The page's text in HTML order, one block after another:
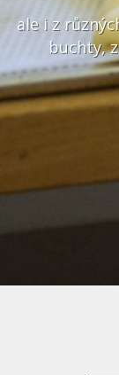
ale i z
buchty,